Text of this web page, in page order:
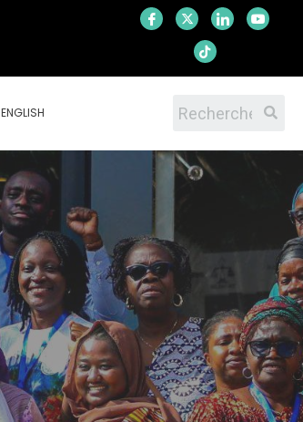
ENGLISH